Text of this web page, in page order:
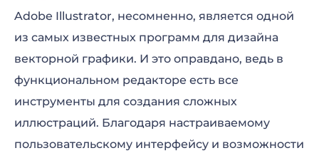
Adobe Illustrator, несомненно, является одной
из самых известных программ для дизайна
векторной графики. И это оправдано, ведь в
функциональном редакторе есть все
инструменты для создания сложных
иллюстраций. Благодаря настраиваемому
пользовательскому интерфейсу и возможности